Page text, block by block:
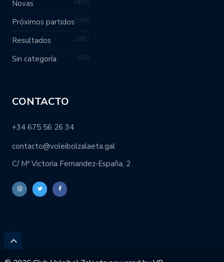
Novas 433
Próximos partidos 100
Resultados 291
Sin categoría 22
CONTACTO
+34 675 56 26 34
contacto@voleibolzalaeta.gal
C/ Mª Victoria Fernandez-España, 2